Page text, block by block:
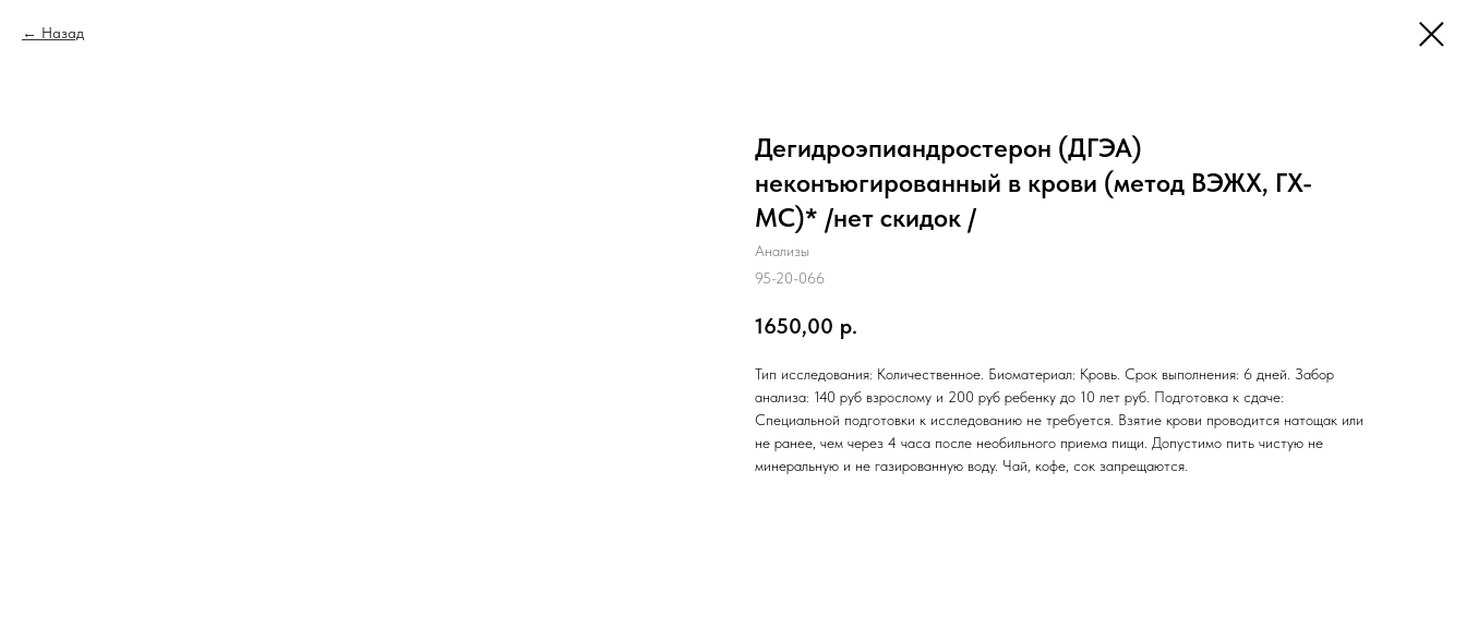
Назад
Дегидроэпиандростерон (ДГЭА)
неконъюгированный в крови (метод ВЭЖХ, ГХ-
МС)* /нет скидок /
Анализы
95-20-066
1650,00 р.
Тип исследования: Количественное. Биоматериал: Кровь. Срок выполнения: 6 дней. Забор
анализа: 140 руб взрослому и 200 руб ребенку до 10 лет руб. Подготовка к сдаче:
Специальной подготовки к исследованию не требуется. Взятие крови проводится натощак или
не ранее, чем через 4 часа после необильного приема пищи. Допустимо пить чистую не
минеральную и не газированную воду. Чай, кофе, сок запрещаются.